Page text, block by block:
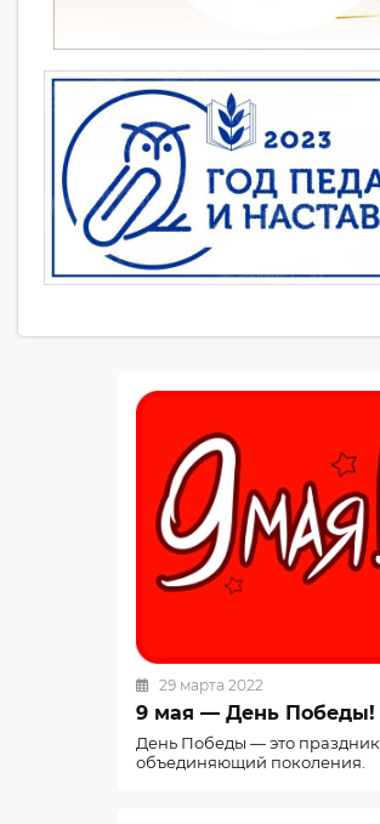
29 марта 2022
9 мая — День Победы!
День Победы — это праздник,
объединяющий поколения.